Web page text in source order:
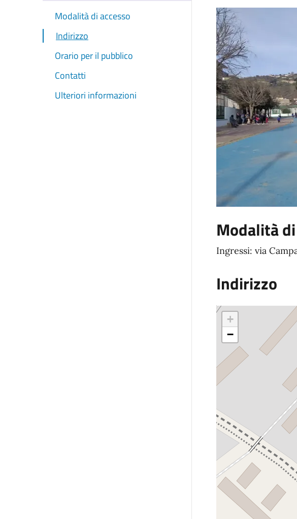
Modalità di accesso
Indirizzo
Orario per il pubblico
Contatti
Ulteriori informazioni
Modalità
Ingressi: via
Indirizzo
+
−